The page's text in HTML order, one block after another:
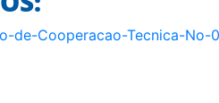
de-Cooperacao-Tecnica-No-